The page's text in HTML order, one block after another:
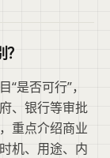
是否可行”，
、银行等审批
重点介绍商业
机、用途、内